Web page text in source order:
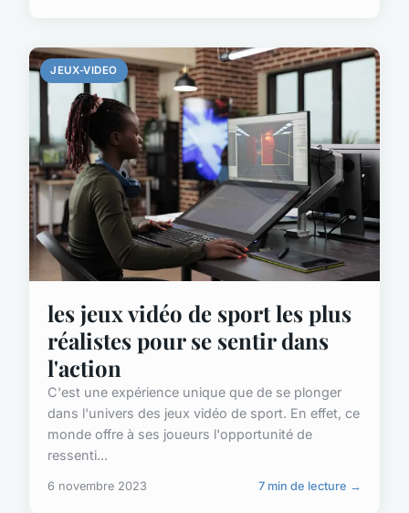
JEUX-VIDEO
les jeux vidéo de sport les plus
réalistes pour se sentir dans
l'action
C'est une expérience unique que de se plonger
dans l'univers des jeux vidéo de sport. En effet, ce
monde offre à ses joueurs l'opportunité de
ressenti...
6 novembre 2023 7 min de lecture →